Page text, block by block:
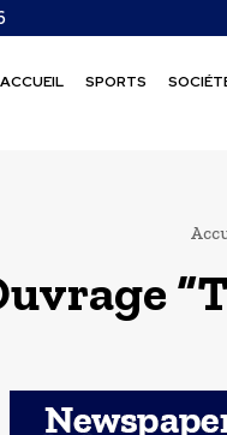
ACCUEIL SPORTS